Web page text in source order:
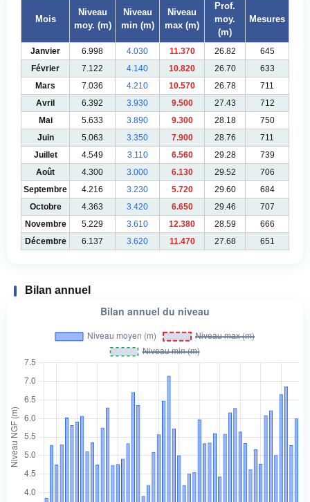
Mois
Niveau
moy. (m)
Niveau
min (m)
Niveau
max (m)
Prof.
moy.
(m)
Mesures
Janvier 6.998 4.030 11.370 26.82
645
Février
7.122 4.140 10.820 26.70
633
Mars
7.036 4.210 10.570 26.78
711
Avril
6.392 3.930 9.500 27.43
712
Mai
5.633 3.890 9.300 28.18
750
Juin
5.063 3.350 7.900 28.76
711
Juillet
4.549 3.110 6.560 29.28
739
Août
4.300 3.000 6.130 29.52
706
Septembre
4.216 3.230 5.720 29.60
684
Octobre
4.363 3.420 6.650 29.46
707
Novembre
5.229 3.610 12.380 28.59
666
Décembre
6.137 3.620 11.470 27.68 651
Bilan annuel